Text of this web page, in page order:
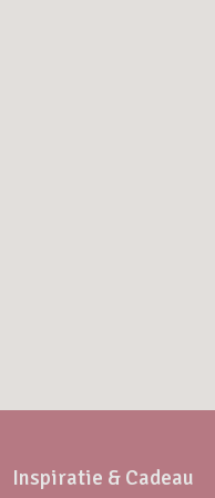
Inspiratie & Cadeau